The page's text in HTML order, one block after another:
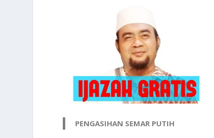
PENGASIHAN SEMAR PUTIH